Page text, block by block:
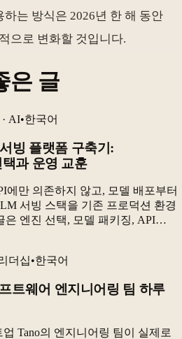
는 방식은 2026년 한 해 동안
으로 변화할 것입니다.
은 글
AI•한국어
빙 플랫폼 구축기:
과 운영 교훈
에만 의존하지 않고, 모델 배포부터
서빙 스택을 기존 프로덕션 환경
은 엔진 선택, 모델 패키징, API
한다. 최종...
더십•한국어
트웨어 엔지니어링 팀 하루
Tano의 엔지니어링 팀이 실제로